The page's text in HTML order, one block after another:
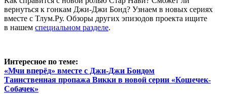
вернуться к гонкам Джи-Джи Бонд? Узнаем в новых сериях
вместе с Тлум.Ру. Обзоры других эпизодов проекта ищите
в нашем специальном разделе.
Интересное по теме:
«Мчи вперёд» вместе с Джи-Джи Бондом
Таинственная пропажа Викки в новой серии «Кошечек-
Собачек»